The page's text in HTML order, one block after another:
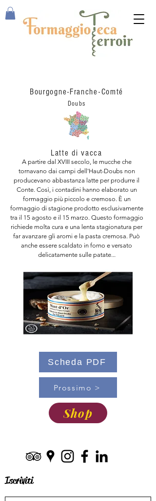
Bourgogne-Franche-Comté
Doubs
Latte di vacca
A partire dal XVIII secolo, le mucche che
tornavano dai campi dell'Haut-Doubs non
producevano abbastanza latte per produrre il
Conte. Così, i contadini hanno elaborato un
formaggio più piccolo e cremoso. È un
formaggio di stagione prodotto esclusivamente
tra il 15 agosto e il 15 marzo. Questo formaggio
richiede molta cura e una lenta stagionatura per
far avanzare gli aromi e la pasta cremosa. Può
anche essere scaldato in forno e versato
delicatamente sulle patate...
Scheda PDF
Prossimo >
Shop
Iscriviti